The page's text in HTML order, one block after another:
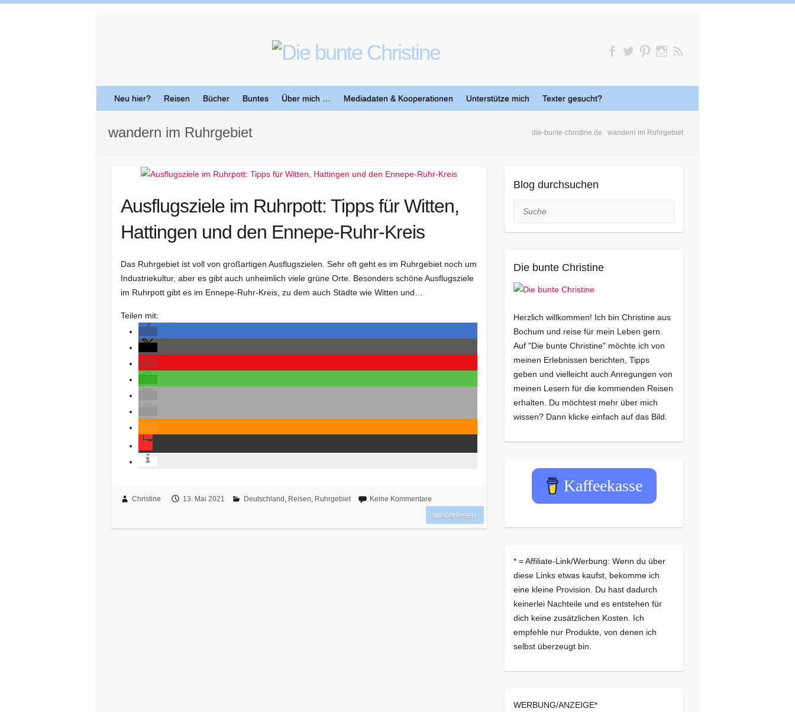
Neu hier? Reisen Bücher Buntes Über mich … Mediadaten & Kooperationen Unterstütze mich Texter gesucht?
die-bunte-christine.de wandern im Ruhrgebiet
wandern im Ruhrgebiet
Ausflugsziele im Ruhrpott: Tipps für Witten,
Hattingen und den Ennepe-Ruhr-Kreis
Das Ruhrgebiet ist voll von großartigen Ausflugszielen. Sehr oft geht es im Ruhrgebiet noch um
Industriekultur, aber es gibt auch unheimlich viele grüne Orte. Besonders schöne Ausflugsziele
im Ruhrpott gibt es im Ennepe-Ruhr-Kreis, zu dem auch Städte wie Witten und…
Teilen mit:
Christine 13. Mai 2021 Deutschland , Reisen, Ruhrgebiet Keine Kommentare
weiterlesen
Blog durchsuchen
Suche
Die bunte Christine
Herzlich willkommen! Ich bin Christine aus
Bochum und reise für mein Leben gern.
Auf "Die bunte Christine" möchte ich von
meinen Erlebnissen berichten, Tipps
geben und vielleicht auch Anregungen von
meinen Lesern für die kommenden Reisen
erhalten. Du möchtest mehr über mich
wissen? Dann klicke einfach auf das Bild.
Kaffeekasse
* = Affiliate-Link/Werbung: Wenn du über
diese Links etwas kaufst, bekomme ich
eine kleine Provision. Du hast dadurch
keinerlei Nachteile und es entstehen für
dich keine zusätzlichen Kosten. Ich
empfehle nur Produkte, von denen ich
selbst überzeugt bin.
WERBUNG/ANZEIGE*